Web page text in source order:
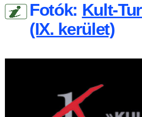
Fotók: Kult-
(IX. kerület)